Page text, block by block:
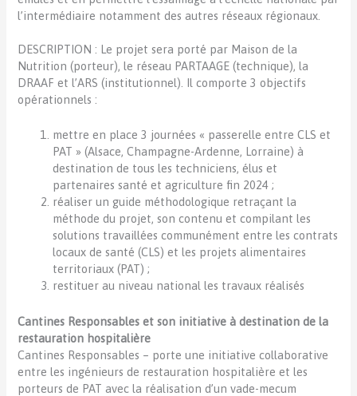
l’intermédiaire notamment des autres réseaux régionaux.
DESCRIPTION : Le projet sera porté par Maison de la
Nutrition (porteur), le réseau PARTAAGE (technique), la
DRAAF et l’ARS (institutionnel). Il comporte 3 objectifs
opérationnels :
mettre en place 3 journées « passerelle entre CLS et
PAT » (Alsace, Champagne-Ardenne, Lorraine) à
destination de tous les techniciens, élus et
partenaires santé et agriculture fin 2024 ;
réaliser un guide méthodologique retraçant la
méthode du projet, son contenu et compilant les
solutions travaillées communément entre les contrats
locaux de santé (CLS) et les projets alimentaires
territoriaux (PAT) ;
restituer au niveau national les travaux réalisés
Cantines Responsables et son initiative à destination de la
restauration hospitalière
Cantines Responsables – porte une initiative collaborative
entre les ingénieurs de restauration hospitalière et les
porteurs de PAT avec la réalisation d’un vade-mecum